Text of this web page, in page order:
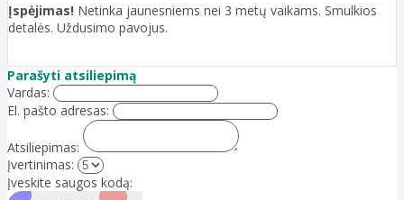
Įspėjimas! Netinka jaunesniems nei 3 metų vaikams. Smulkios
detalės. Uždusimo pavojus.
Parašyti atsiliepimą
Vardas:
El. pašto adresas:
Atsiliepimas:
Įvertinimas:
Įveskite saugos kodą: